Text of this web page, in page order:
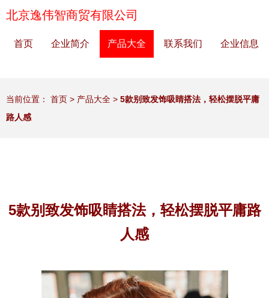
北京逸伟智商贸有限公司
首页 企业简介 产品大全 联系我们 企业信息
当前位置： 首页 > 产品大全 > 5款别致发饰吸睛搭法，轻松摆脱平庸
路人感
5款别致发饰吸睛搭法，轻松摆脱平庸路
人感